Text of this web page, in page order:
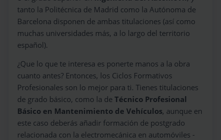
tanto la Politécnica de Madrid como la Autónoma de
Barcelona disponen de ambas titulaciones (así como
muchas universidades más, a lo largo del territorio
español).
¿Que lo que te interesa es ponerte manos a la obra
cuanto antes? Entonces, los Ciclos Formativos
Profesionales son lo mejor para ti. Tienes titulaciones
de grado básico, como la de Técnico Profesional
Básico en Mantenimiento de Vehículos, aunque en
este caso deberás añadir formación de postgrado
relacionada con la electromecánica en automóviles -